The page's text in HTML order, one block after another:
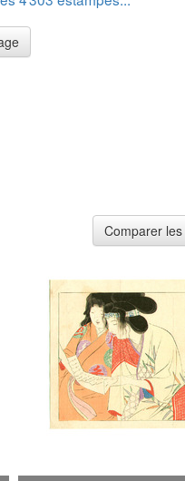
Comparer